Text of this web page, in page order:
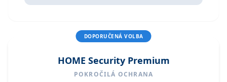
DOPORUČENÁ VOLBA
HOME Security Premium
POKROČILÁ OCHRANA